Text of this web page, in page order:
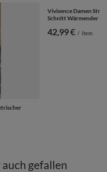
Vivisence Damen
Schnitt Wärmender
42,99 € / item
gefallen